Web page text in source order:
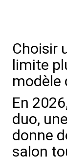
Choisir
limite
modèle
En
duo,
donne
salon